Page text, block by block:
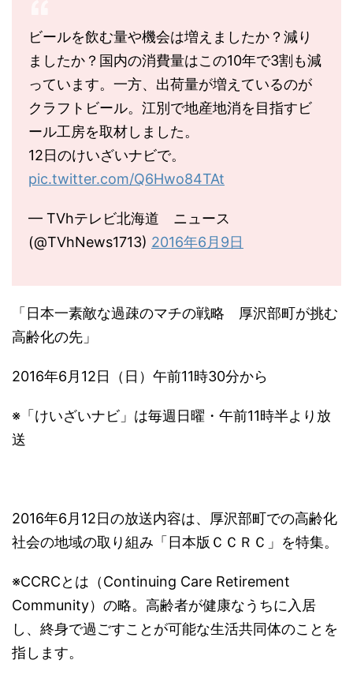
ビールを飲む量や機会は増えましたか？減り
ましたか？国内の消費量はこの10年で3割も減
っています。一方、出荷量が増えているのが
クラフトビール。江別で地産地消を目指すビ
ール工房を取材しました。
12日のけいざいナビで。
pic.twitter.com/Q6Hwo84TAt
— TVhテレビ北海道 ニュース
(@TVhNews1713) 2016年6月9日
「日本一素敵な過疎のマチの戦略 厚沢部町が挑む
高齢化の先」
2016年6月12日（日）午前11時30分から
※「けいざいナビ」は毎週日曜・午前11時半より放
送
2016年6月12日の放送内容は、厚沢部町での高齢化
社会の地域の取り組み「日本版ＣＣＲＣ」を特集。
※CCRCとは（Continuing Care Retirement
Community）の略。高齢者が健康なうちに入居
し、終身で過ごすことが可能な生活共同体のことを
指します。